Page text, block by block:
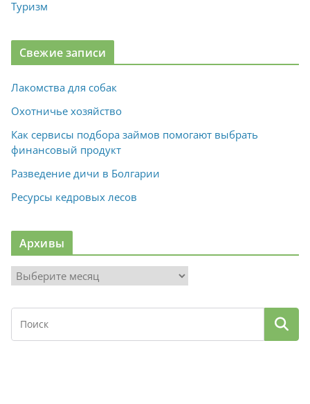
Туризм
Свежие записи
Лакомства для собак
Охотничье хозяйство
Как сервисы подбора займов помогают выбрать
финансовый продукт
Разведение дичи в Болгарии
Ресурсы кедровых лесов
Архивы
х
в